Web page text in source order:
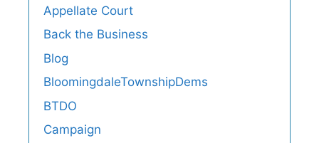
Appellate Court
Back the Business
Blog
BloomingdaleTownshipDems
BTDO
Campaign